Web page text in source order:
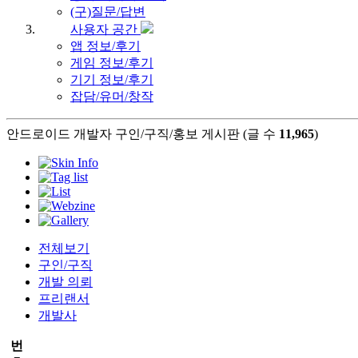
(구)질문/답변
사용자 공간
앱 정보/후기
게임 정보/후기
기기 정보/후기
잡담/유머/창작
안드로이드 개발자 구인/구직/홍보 게시판 (글 수 11,965)
전체보기
구인/구직
개발 의뢰
프리랜서
개발사
번